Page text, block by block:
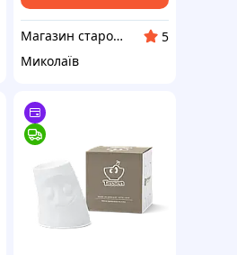
Магазин старовини та вінтажу "Антикварна лавка"
5
Миколаїв